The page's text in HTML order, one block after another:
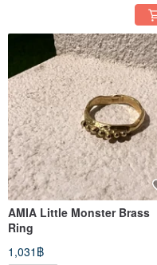
AMIA Little Monster Brass
Ring
1,031฿